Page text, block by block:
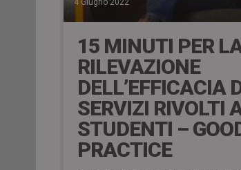
4 Giugno 2022
15 MINUTI PER
RILEVAZIONE
DELL’EFFICACIA
SERVIZI RIVOLTI
STUDENTI –
PRACTICE